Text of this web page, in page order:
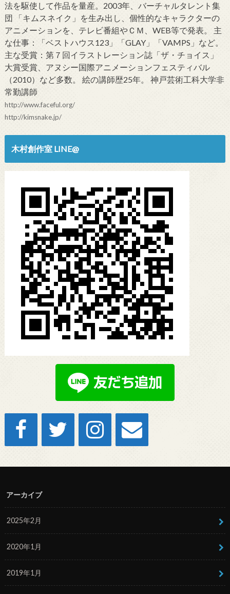
法を駆使して作品を量産。2003年、バーチャルタレント集
団 「キムスネイク」を生み出し、個性的なキャラクターの
アニメーションを、テレビ番組やＣＭ、WEB等で発表。 主
な仕事：「ベストハウス123」「GLAY」「VAMPS」など。
主な受賞：第７回イラストレーション誌「ザ・チョイス」
大賞受賞、アヌシー国際アニメーションフェスティバル
（2010）など多数。 絵の講師歴25年。 神戸芸術工科大学非
常勤講師
http://www.faceful.org/
http://kimsnake.jp/
木村創作室 LINE@
アーカイブ
2025年2月
2020年1月
2019年1月